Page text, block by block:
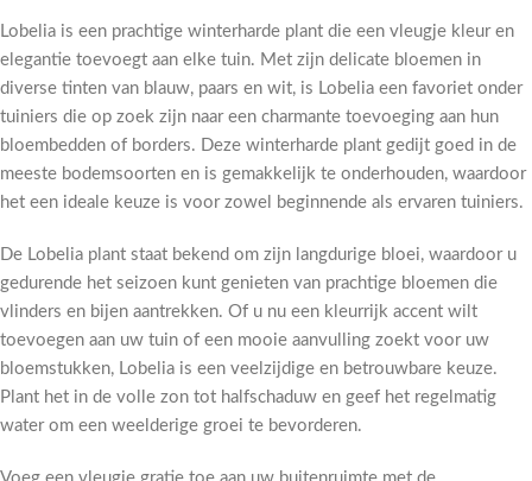
Lobelia is een prachtige winterharde plant die een vleugje kleur en
elegantie toevoegt aan elke tuin. Met zijn delicate bloemen in
diverse tinten van blauw, paars en wit, is Lobelia een favoriet onder
tuiniers die op zoek zijn naar een charmante toevoeging aan hun
bloembedden of borders. Deze winterharde plant gedijt goed in de
meeste bodemsoorten en is gemakkelijk te onderhouden, waardoor
het een ideale keuze is voor zowel beginnende als ervaren tuiniers.
De Lobelia plant staat bekend om zijn langdurige bloei, waardoor u
gedurende het seizoen kunt genieten van prachtige bloemen die
vlinders en bijen aantrekken. Of u nu een kleurrijk accent wilt
toevoegen aan uw tuin of een mooie aanvulling zoekt voor uw
bloemstukken, Lobelia is een veelzijdige en betrouwbare keuze.
Plant het in de volle zon tot halfschaduw en geef het regelmatig
water om een weelderige groei te bevorderen.